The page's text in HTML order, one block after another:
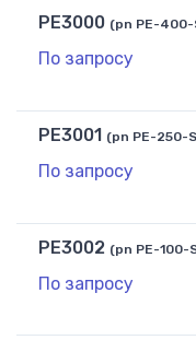
PE3000 (pn PE-400-
По запросу
PE3001 (pn PE-250-
По запросу
PE3002 (pn PE-100-
По запросу